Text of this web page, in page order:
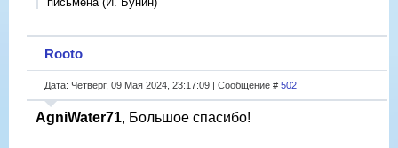
Rooto
Дата: Четверг, 09 Мая 2024, 23:17:09 | Сообщение # 502
AgniWater71, Большое спасибо!